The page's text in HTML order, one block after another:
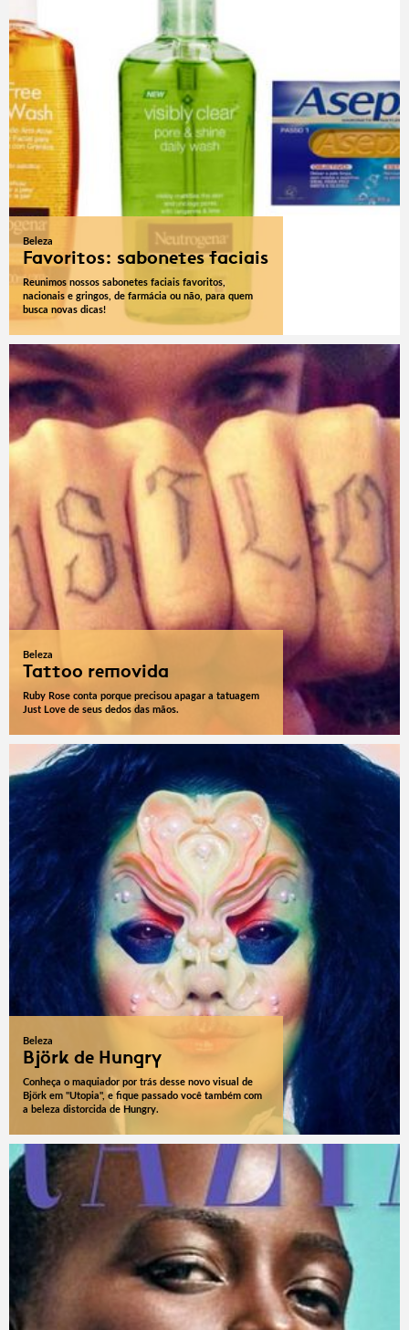
Beleza
Favoritos: sabonetes faciais
Reunimos nossos sabonetes faciais favoritos,
nacionais e gringos, de farmácia ou não, para quem
busca novas dicas!
Beleza
Tattoo removida
Ruby Rose conta porque precisou apagar a tatuagem
Just Love de seus dedos das mãos.
Beleza
Björk de Hungry
Conheça o maquiador por trás desse novo visual de
Björk em "Utopia", e fique passado você também com
a beleza distorcida de Hungry.